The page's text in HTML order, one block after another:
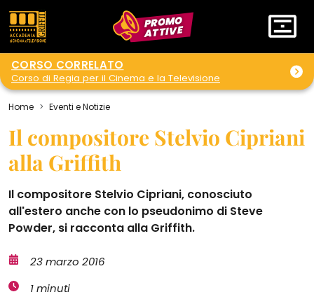
PROMO
ATTIVE
CORSO CORRELATO
Corso di Regia per il Cinema e la Televisione
Home Eventi e Notizie
Il compositore Stelvio Cipriani
alla Griffith
Il compositore Stelvio Cipriani, conosciuto
all'estero anche con lo pseudonimo di Steve
Powder, si racconta alla Griffith.
23 marzo 2016
1 minuti